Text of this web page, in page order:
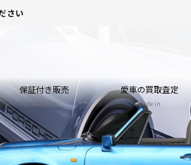
さい
保証付き販売
warranty
愛車の買取査定
trade in